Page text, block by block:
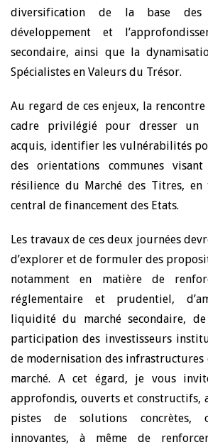
diversification de la base des
développement et
secondaire, ainsi que la
Spécialistes en Valeurs du Trésor.
Au regard de ces enjeux, la
cadre privilégié pour dresser un
acquis, identifier les vulnérabilités
des orientations communes
résilience du Marché des Titres, en
central de financement des Etats.
Les travaux de ces deux journées
d’explorer et de formuler des
notamment en matière de
réglementaire et prudentiel,
liquidité du marché secondaire,
participation des investisseurs
de modernisation des infrastructures
marché. A cet égard, je vous
approfondis, ouverts et constructifs,
pistes de solutions concrètes,
innovantes, à même de